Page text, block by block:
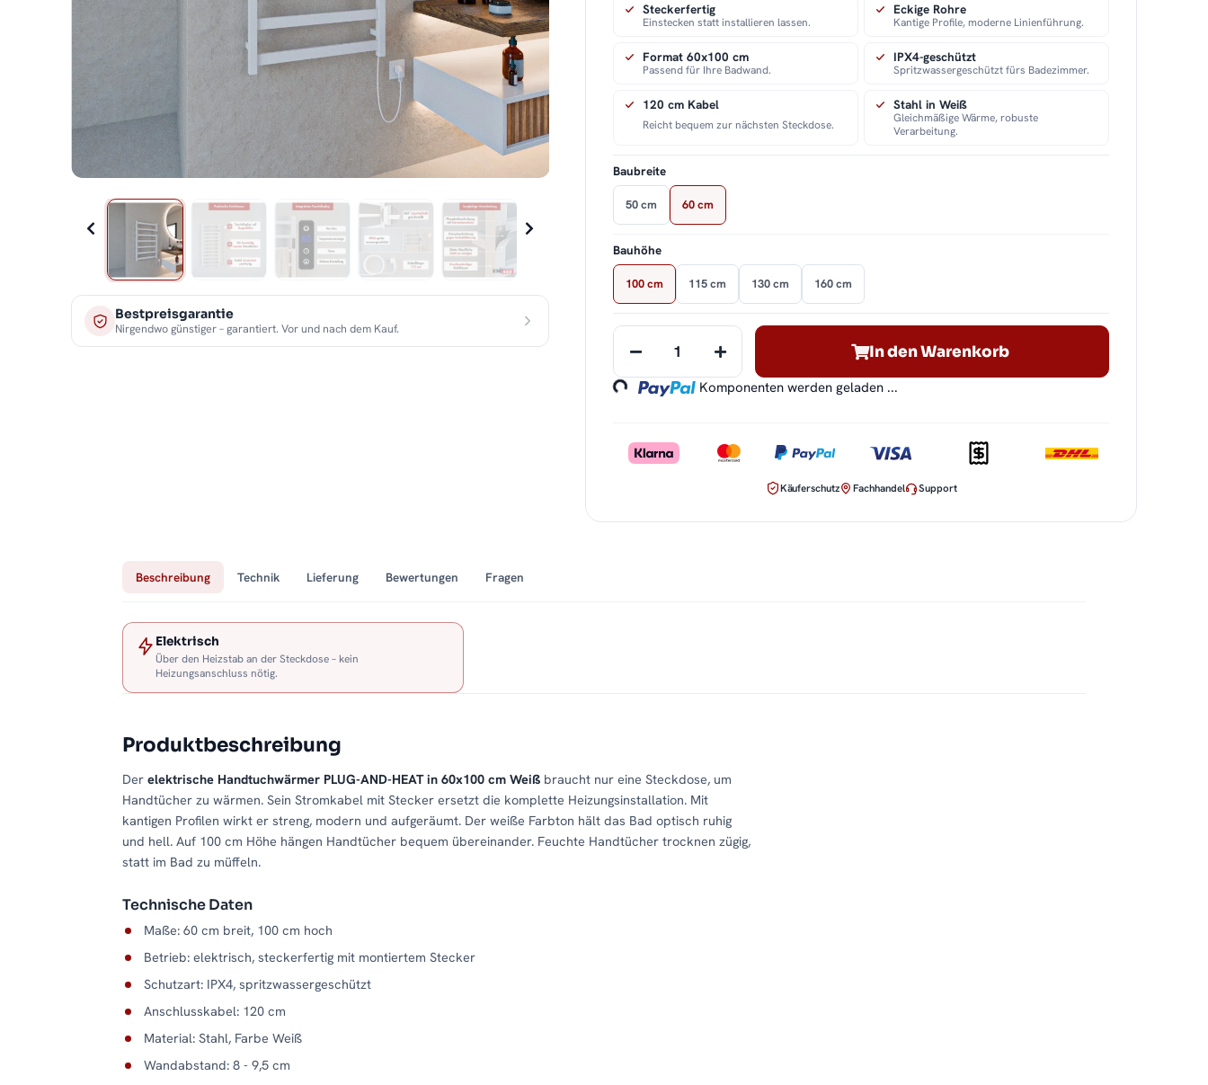
Bestpreisgarantie
Nirgendwo günstiger – garantiert. Vor und nach dem Kauf.
Steckerfertig
Einstecken statt installieren lassen.
Eckige Rohre
Kantige Profile, moderne Linienführung.
Format 60x100 cm
Passend für Ihre Badwand.
IPX4-geschützt
Spritzwassergeschützt fürs Badezimmer.
120 cm Kabel
Reicht bequem zur nächsten Steckdose.
Stahl in Weiß
Gleichmäßige Wärme, robuste
Verarbeitung.
Baubreite
50 cm 60 cm
Bauhöhe
100 cm 115 cm 130 cm 160 cm
In den Warenkorb
Loading... Komponenten werden geladen ...
Käuferschutz Fachhandel Support
Beschreibung Technik Lieferung Bewertungen Fragen
Elektrisch
Über den Heizstab an der Steckdose – kein
Heizungsanschluss nötig.
Produktbeschreibung
Der elektrische Handtuchwärmer PLUG-AND-HEAT in 60x100 cm Weiß braucht nur eine Steckdose, um
Handtücher zu wärmen. Sein Stromkabel mit Stecker ersetzt die komplette Heizungsinstallation. Mit
kantigen Profilen wirkt er streng, modern und aufgeräumt. Der weiße Farbton hält das Bad optisch ruhig
und hell. Auf 100 cm Höhe hängen Handtücher bequem übereinander. Feuchte Handtücher trocknen zügig,
statt im Bad zu müffeln.
Technische Daten
Maße: 60 cm breit, 100 cm hoch
Betrieb: elektrisch, steckerfertig mit montiertem Stecker
Schutzart: IPX4, spritzwassergeschützt
Anschlusskabel: 120 cm
Material: Stahl, Farbe Weiß
Wandabstand: 8 - 9,5 cm